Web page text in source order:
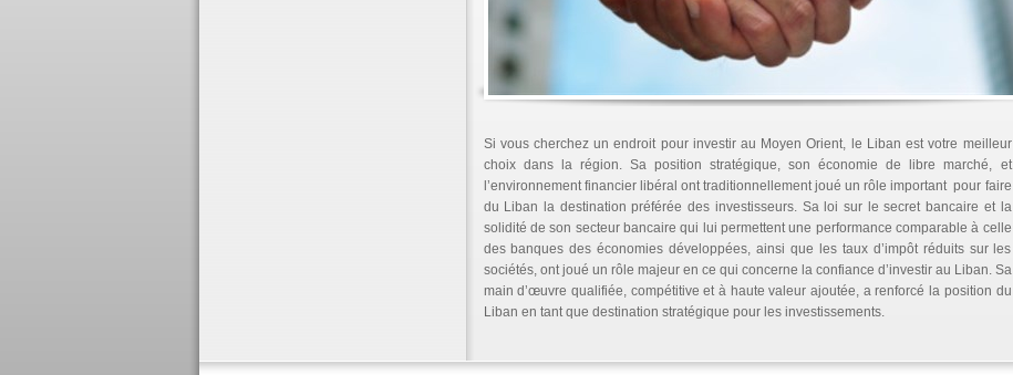
Si vous cherchez un endroit pour investir au Moyen Orient, le Liban est votre meilleur
choix dans la région. Sa position stratégique, son économie de libre marché, et
l’environnement financier libéral ont traditionnellement joué un rôle important pour faire
du Liban la destination préférée des investisseurs. Sa loi sur le secret bancaire et la
solidité de son secteur bancaire qui lui permettent une performance comparable à celle
des banques des économies développées, ainsi que les taux d’impôt réduits sur les
sociétés, ont joué un rôle majeur en ce qui concerne la confiance d’investir au Liban. Sa
main d’œuvre qualifiée, compétitive et à haute valeur ajoutée, a renforcé la position du
Liban en tant que destination stratégique pour les investissements.